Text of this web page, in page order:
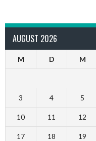
AUGUST 2026
M D M
3 4 5
10 11 12
17 18 19